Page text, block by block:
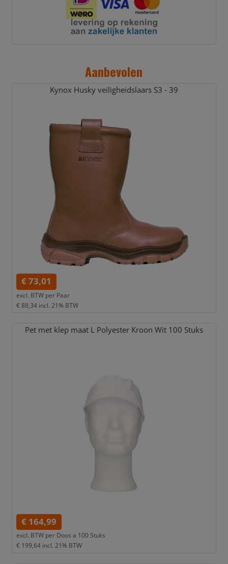
Aanbevolen
Kynox Husky veiligheidslaars S3 - 39
€ 73,01
excl. BTW per Paar
€ 88,34 incl. 21% BTW
Pet met klep maat L Polyester Kroon Wit 100 Stuks
€ 164,99
excl. BTW per Doos a 100 Stuks
€ 199,64 incl. 21% BTW